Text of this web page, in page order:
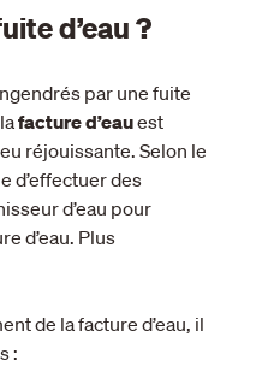
d’eau ?
par une fuite
facture d’eauest
réjouissante. Selon le
d’effectuer des
d’eau pour
d’eau. Plus
de la facture d’eau, il
: